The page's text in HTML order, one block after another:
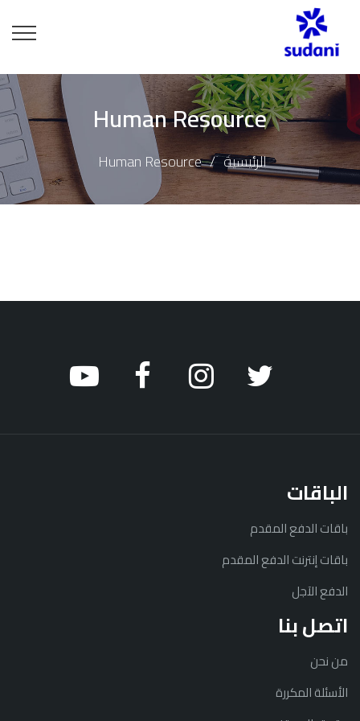
Human Resource
الرئيسية Human Resource
الباقات
باقات الدفع المقدم
باقات إنترنت الدفع المقدم
الدفع الآجل
اتصل بنا
من نحن
الأسئلة المكررة